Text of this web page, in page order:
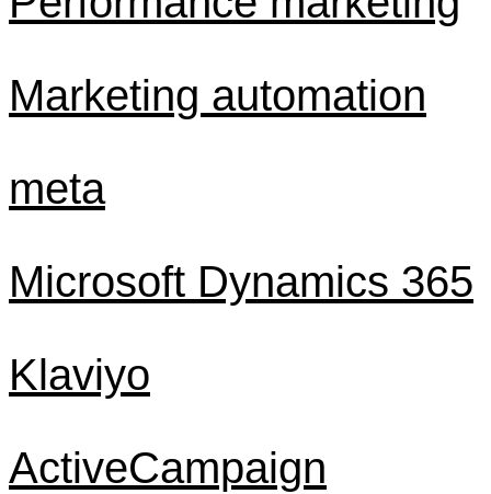
Marketing automation
meta
Microsoft Dynamics 365
Klaviyo
ActiveCampaign